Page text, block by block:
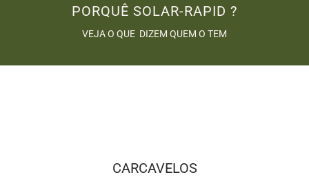
PORQUÊ SOLAR-RAPID ?
VEJA O QUE DIZEM QUEM O TEM
CARCAVELOS